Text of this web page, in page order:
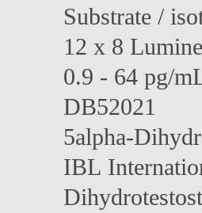
Substrate /
12 x 8
0.9 - 64 pg/
DB52021
5alpha-
IBL